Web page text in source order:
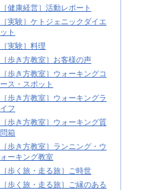
［健康経営］活動レポート
［実験］ケトジェニックダイエ
ット
［実験］料理
［歩き方教室］お客様の声
［歩き方教室］ウォーキングコ
ース・スポット
［歩き方教室］ウォーキングラ
イフ
［歩き方教室］ウォーキング質
問箱
［歩き方教室］ランニング・ウ
ォーキング教室
［歩く旅・走る旅］ご時世
［歩く旅・走る旅］ご縁のある